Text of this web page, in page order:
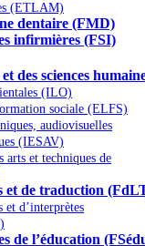
(ETLAM)
dentaire (FMD)
infirmières (FSI)
des sciences
(ILO)
sociale (ELFS)
audiovisuelles
(IESAV)
arts et techniques de
et de traduction
et d’interprètes
de l’éducation